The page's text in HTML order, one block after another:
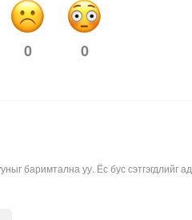
0 0
баримтална уу. Ёс бус сэтгэгдлийг